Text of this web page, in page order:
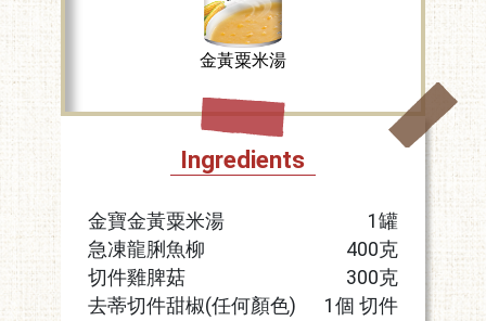
金黃粟米湯
Ingredients
金寶金黃粟米湯
1罐
急凍龍脷魚柳
400克
切件雞脾菇
300克
去蒂切件甜椒(任何顏色)
1個 切件